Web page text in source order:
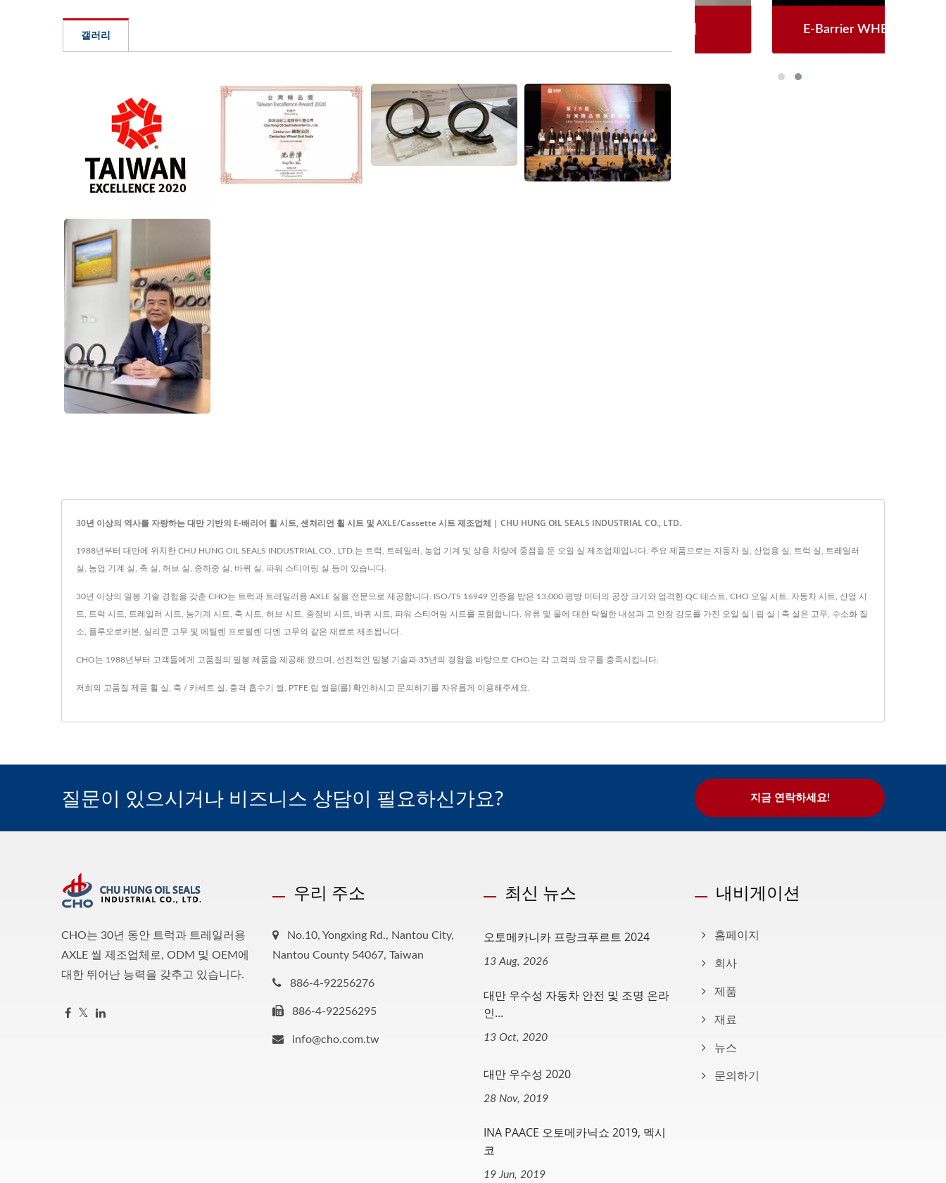
갤러리
E-Barrier WHEEL SEAL
30년 이상의 역사를 자랑하는 대만 기반의 E-배리어 휠 시트, 센처리언 휠 시트 및 AXLE/Cassette 시트 제조업체 | CHU HUNG OIL SEALS INDUSTRIAL CO., LTD.
1988년부터 대만에 위치한 CHU HUNG OIL SEALS INDUSTRIAL CO., LTD.는 트럭, 트레일러, 농업 기계 및 상용 차량에 중점을 둔 오일 실 제조업체입니다. 주요 제품으로는 자동차 실, 산업용 실, 트럭 실, 트레일러
실, 농업 기계 실, 축 실, 허브 실, 중하중 실, 바퀴 실, 파워 스티어링 실 등이 있습니다.
30년 이상의 밀봉 기술 경험을 갖춘 CHO는 트럭과 트레일러용 AXLE 실을 전문으로 제공합니다. ISO/TS 16949 인증을 받은 13,000 평방 미터의 공장 크기와 엄격한 QC 테스트, CHO 오일 시트, 자동차 시트, 산업 시
트, 트럭 시트, 트레일러 시트, 농기계 시트, 축 시트, 허브 시트, 중장비 시트, 바퀴 시트, 파워 스티어링 시트를 포함합니다. 유류 및 물에 대한 탁월한 내성과 고 인장 강도를 가진 오일 실 | 립 실 | 축 실은 고무, 수소화 질
소, 플루오로카본, 실리콘 고무 및 에틸렌 프로필렌 디엔 고무와 같은 재료로 제조됩니다.
CHO는 1988년부터 고객들에게 고품질의 밀봉 제품을 제공해 왔으며, 선진적인 밀봉 기술과 35년의 경험을 바탕으로 CHO는 각 고객의 요구를 충족시킵니다.
저희의 고품질 제품 휠 실 축 / 카세트 실 충격 흡수기 씰 PTFE 립 씰 을(를) 확인하시고 문의하기 를 자유롭게 이용해주세요.
질문이 있으시거나 비즈니스 상담이 필요하신가요? 지금 연락하세요!
CHO는 30년 동안 트럭과 트레일러용
AXLE 씰 제조업체로, ODM 및 OEM에
대한 뛰어난 능력을 갖추고 있습니다.
우리 주소
No.10, Yongxing Rd., Nantou City,
Nantou County 54067, Taiwan
886-4-92256276
886-4-92256295
info@cho.com.tw
최신 뉴스
오토메카니카 프랑크푸르트 2024
13 Aug, 2026
대만 우수성 자동차 안전 및 조명 온라
인...
13 Oct, 2020
대만 우수성 2020
28 Nov, 2019
INA PAACE 오토메카닉쇼 2019, 멕시
코
19 Jun, 2019
내비게이션
홈페이지
회사
제품
재료
뉴스
문의하기